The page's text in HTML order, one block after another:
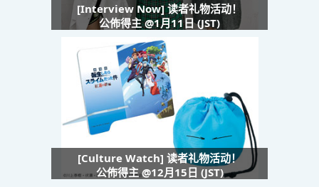
[Interview Now] 读者礼物活动！
公佈得主 @1月11日 (JST)
[Culture Watch] 读者礼物活动！
公佈得主 @12月15日 (JST)